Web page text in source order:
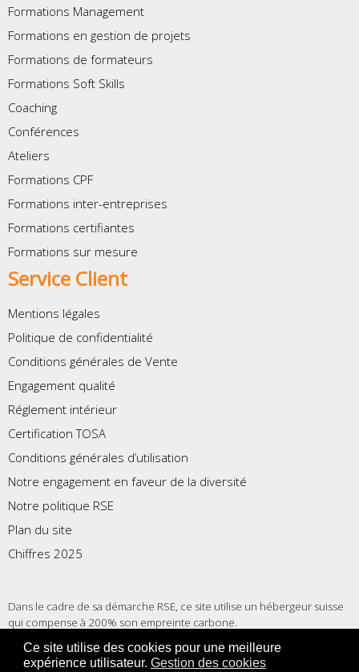
Ce site utilise des cookies pour une meilleure
expérience utilisateur. Gestion des cookies
Formations Management
Formations en gestion de projets
Formations de formateurs
Formations Soft Skills
Coaching
Conférences
Ateliers
Formations CPF
Formations inter-entreprises
Formations certifiantes
Formations sur mesure
Service Client
Mentions légales
Politique de confidentialité
Conditions générales de Vente
Engagement qualité
Réglement intérieur
Certification TOSA
Conditions générales d’utilisation
Notre engagement en faveur de la diversité
Notre politique RSE
Plan du site
Chiffres 2025
Dans le cadre de sa démarche RSE, ce site utilise un hébergeur suisse
qui compense à 200% son empreinte carbone.